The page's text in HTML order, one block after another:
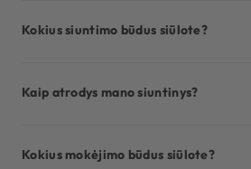
Kokius siuntimo būdus siūlote?
Kaip atrodys mano siuntinys?
Kokius mokėjimo būdus siūlote?